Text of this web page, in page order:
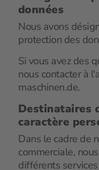
données
Nous avons
protection des
Si vous avez des
nous contacterà
maschinen.de.
Destinataires
caractère
Dans le cadre de
commerciale,
différents